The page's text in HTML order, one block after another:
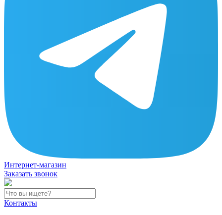
Интернет-магазин
Заказать звонок
Контакты